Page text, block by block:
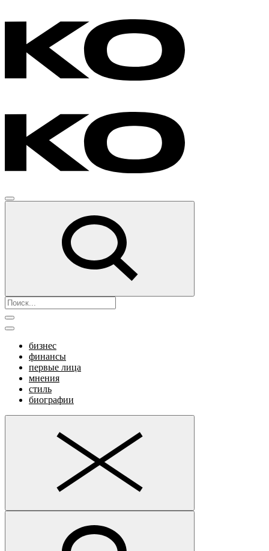
бизнес
финансы
первые лица
мнения
стиль
биографии